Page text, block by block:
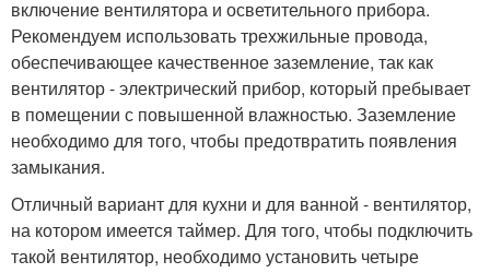
включение вентилятора и осветительного прибора.
Рекомендуем использовать трехжильные провода,
обеспечивающее качественное заземление, так как
вентилятор - электрический прибор, который пребывает
в помещении с повышенной влажностью. Заземление
необходимо для того, чтобы предотвратить появления
замыкания.
Отличный вариант для кухни и для ванной - вентилятор,
на котором имеется таймер. Для того, чтобы подключить
такой вентилятор, необходимо установить четыре